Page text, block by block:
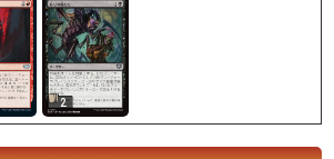
2